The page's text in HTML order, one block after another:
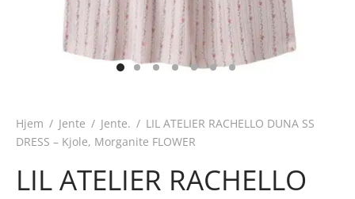
Hjem / Jente / Jente. / LIL ATELIER RACHELLO DUNA SS
DRESS – Kjole, Morganite FLOWER
LIL ATELIER RACHELLO